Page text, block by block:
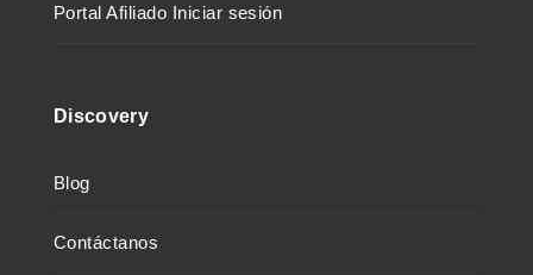
Portal Afiliado Iniciar sesión
Discovery
Blog
Contáctanos